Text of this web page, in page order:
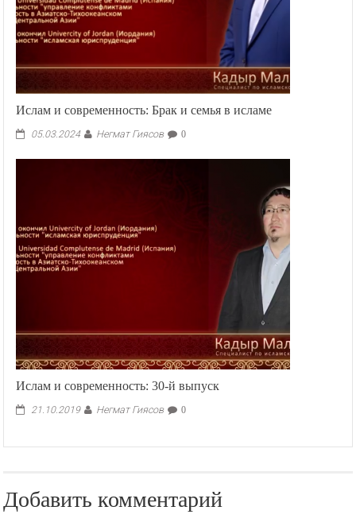
Ислам и современность: Брак и семья в исламе
05.03.2024 Негмат Гиясов 0
Ислам и современность: 30-й выпуск
21.10.2019 Негмат Гиясов 0
Добавить комментарий